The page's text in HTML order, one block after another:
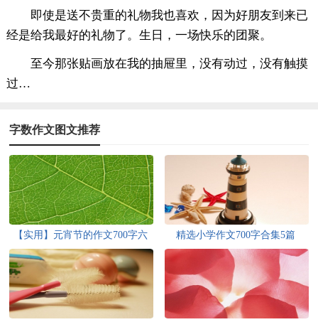
即使是送不贵重的礼物我也喜欢，因为好朋友到来已
经是给我最好的礼物了。生日，一场快乐的团聚。
至今那张贴画放在我的抽屉里，没有动过，没有触摸
过…
字数作文图文推荐
【实用】元宵节的作文700字六
篇
精选小学作文700字合集5篇